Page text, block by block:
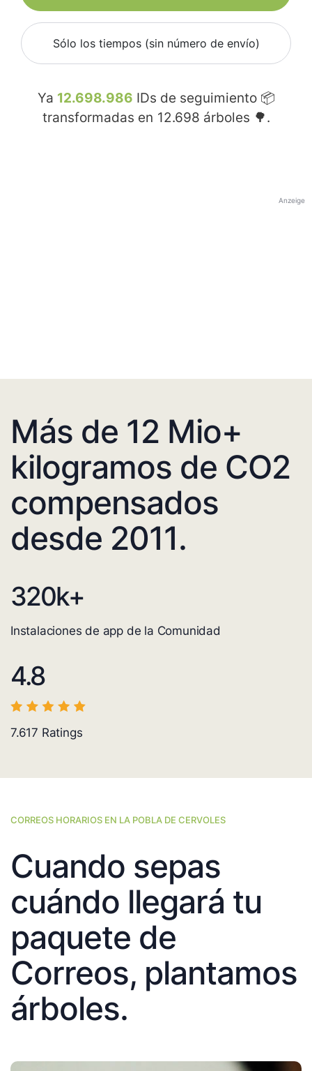
Sólo los tiempos (sin número de envío)
Ya 12.698.986 IDs de seguimiento 📦
transformadas en 12.698 árboles 🌳.
Anzeige
Más de 12 Mio+
kilogramos de CO2
compensados
desde 2011.
320k+
Instalaciones de app de la Comunidad
4.8
7.617 Ratings
CORREOS HORARIOS EN LA POBLA DE CERVOLES
Cuando sepas
cuándo llegará tu
paquete de
Correos, plantamos
árboles.